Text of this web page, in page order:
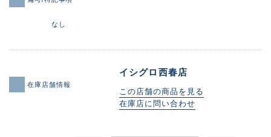
なし
在庫店舗情報
イシグロ西春店
この店舗の商品を見る
在庫店に問い合わせ